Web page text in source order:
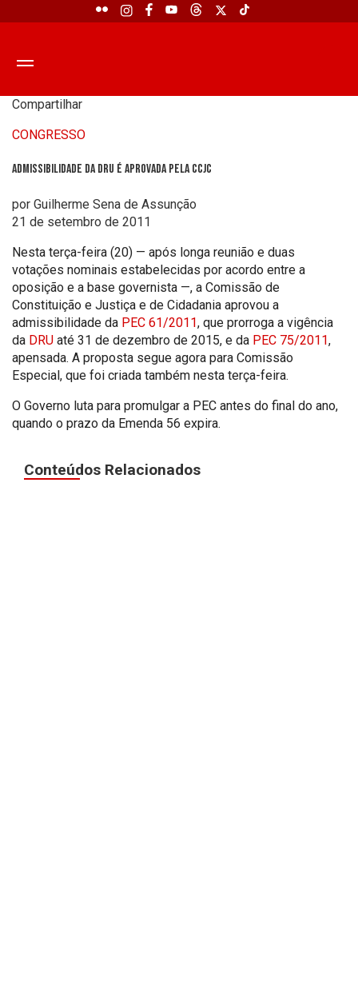
Compartilhar
CONGRESSO
Admissibilidade da DRU é aprovada pela CCJC
por Guilherme Sena de Assunção
21 de setembro de 2011
Nesta terça-feira (20) — após longa reunião e duas
votações nominais estabelecidas por acordo entre a
oposição e a base governista —, a Comissão de
Constituição e Justiça e de Cidadania aprovou a
admissibilidade da PEC 61/2011, que prorroga a vigência
da DRU até 31 de dezembro de 2015, e da PEC 75/2011,
apensada. A proposta segue agora para Comissão
Especial, que foi criada também nesta terça-feira.
O Governo luta para promulgar a PEC antes do final do ano,
quando o prazo da Emenda 56 expira.
Conteúdos Relacionados